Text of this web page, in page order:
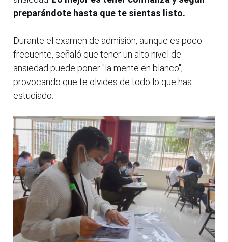
preparándote hasta que te sientas listo.
Durante el examen de admisión, aunque es poco
frecuente, señaló que tener un alto nivel de
ansiedad puede poner "la mente en blanco",
provocando que te olvides de todo lo que has
estudiado.